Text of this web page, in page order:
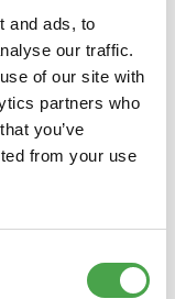
and ads, to
our traffic.
of our site with
partners who
you’ve
from your use